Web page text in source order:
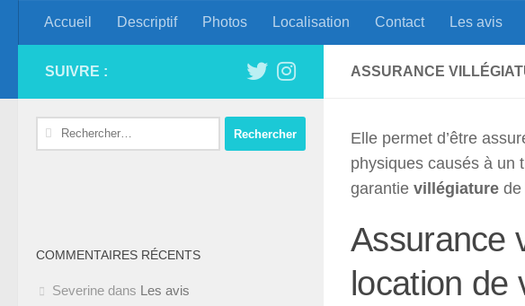
Skip to content
Appartement Eleuthera -
Accueil Descriptif Photos Localisation Contact Les avis
ASSURANCE
Elle permet d’être
physiques causés à un
garantie villégiature de
Assurance
location de
SUIVRE :
Rechercher :
COMMENTAIRES RÉCENTS
Severine dans Les avis